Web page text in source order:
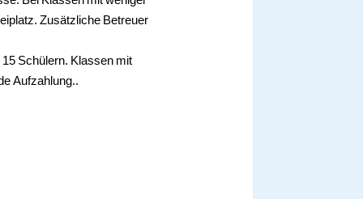
Zusätzliche Betreuer
Schülern. Klassen mit
Aufzahlung..